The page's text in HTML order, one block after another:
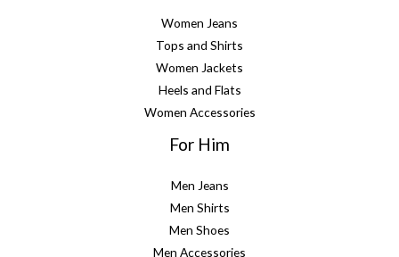
Women Jeans
Tops and Shirts
Women Jackets
Heels and Flats
Women Accessories
For Him
Men Jeans
Men Shirts
Men Shoes
Men Accessories